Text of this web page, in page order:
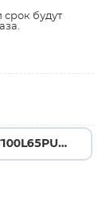
будут
JNR05S100L65PU5 →